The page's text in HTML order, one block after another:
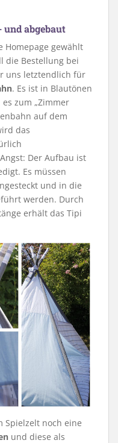
abgebaut
Homepage gewählt
die Bestellung bei
uns letztendlich für
. Es ist in Blautönen
zum „Zimmer
auf dem
das
Der Aufbau ist
Es müssen
und in die
werden. Durch
erhält das Tipi
Spielzelt noch eine
und diese als